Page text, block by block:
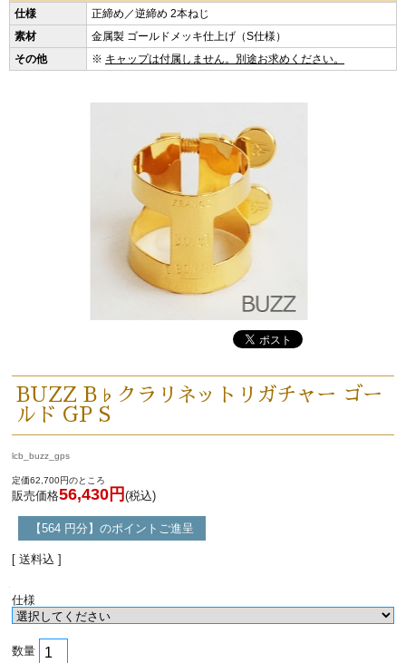
仕様
正締め／逆締め 2本ねじ
素材
金属製 ゴールドメッキ仕上げ（S仕様）
その他
※ キャップは付属しません。別途お求めください。
BUZZ B♭クラリネットリガチャー ゴー
ルド GP S
lcb_buzz_gps
定価62,700円のところ
販売価格56,430円 (税込)
【564 円分】のポイントご進呈
[ 送料込 ]
仕様
数量